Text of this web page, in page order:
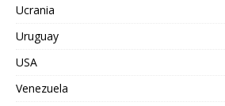
Ucrania
Uruguay
USA
Venezuela